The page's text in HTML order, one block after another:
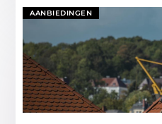
AANBIEDINGEN